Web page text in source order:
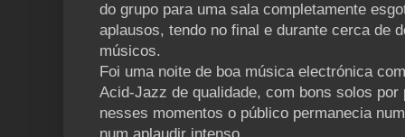
do grupo para uma sala completamente
aplausos, tendo no final e durante cerca de
músicos.
Foi uma noite de boa música electrónica
Acid-Jazz de qualidade, com bons solos
nesses momentos o público permanecia